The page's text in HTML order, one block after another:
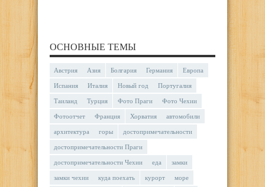
ОСНОВНЫЕ ТЕМЫ
Австрия Азия Болгария Германия Европа
Испания Италия Новый год Португалия
Таиланд Турция Фото Праги Фото Чехии
Фотоотчет Франция Хорватия автомобили
архитектура горы достопримечательности
достопримечательности Праги
достопримечательности Чехии еда замки
замки чехии куда поехать курорт море